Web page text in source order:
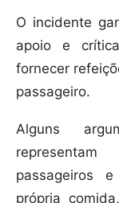
O incidente
apoio e
fornecer
passageiro.
Alguns
passageiros
própria